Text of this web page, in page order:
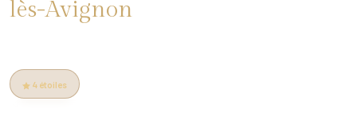
lès-Avignon
4 étoiles